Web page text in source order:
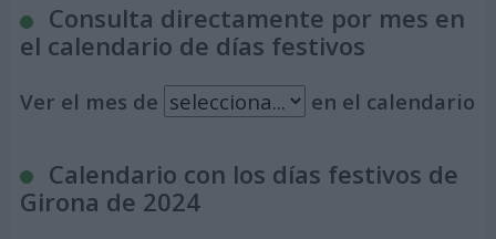
Consulta directamente por mes en
el calendario de días festivos
Ver el mes de en el calendario
Calendario con los días festivos de
Girona de 2024